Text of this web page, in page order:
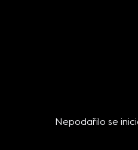
Nepodařilo se